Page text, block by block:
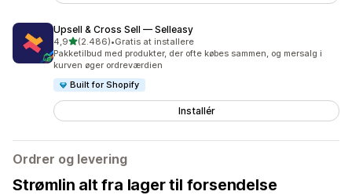
Upsell & Cross Sell — Selleasy
4,9ud af 5 stjerner
(2.486)
2486 anmeldelser i alt
•Gratis at installere
Pakketilbud med produkter, der ofte købes sammen, og mersalg i
kurven øger ordreværdien
Built for Shopify
Installér
Ordrer og levering
Strømlin alt fra lager til forsendelse